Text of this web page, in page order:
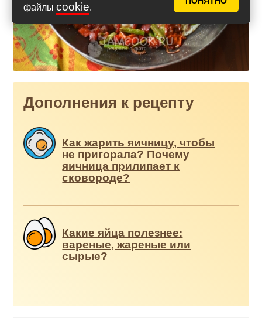
файлы cookie.
Дополнения к рецепту
Как жарить яичницу, чтобы
не пригорала? Почему
яичница прилипает к
сковороде?
Какие яйца полезнее:
вареные, жареные или
сырые?